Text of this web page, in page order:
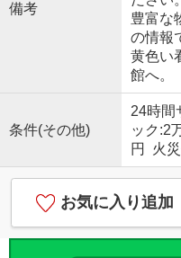
備考
豊富な
の情報
黄色い
館へ。
条件(その他)
24時間
ック:2
円 火
お気に入り追加